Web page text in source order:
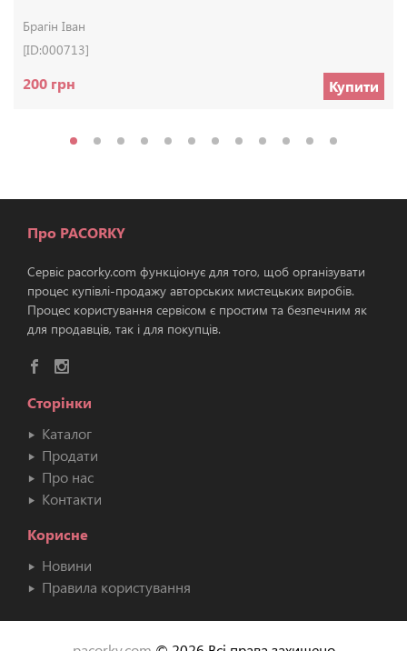
Брагін Іван
[ID:000713]
200 грн Купити
Про PACORKY
Сервіс pacorky.com функціонує для того, щоб організувати
процес купівлі-продажу авторських мистецьких виробів.
Процес користування сервісом є простим та безпечним як
для продавців, так і для покупців.
Сторінки
Каталог
Продати
Про нас
Контакти
Корисне
Новини
Правила користування